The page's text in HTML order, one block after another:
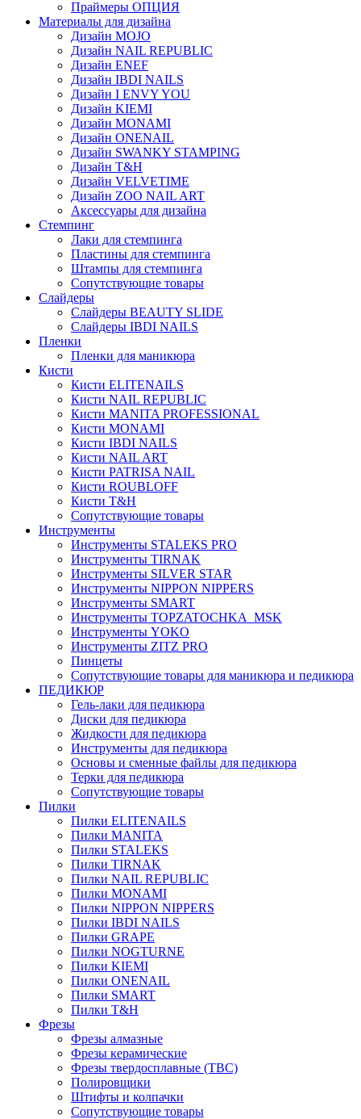
Праймеры ОПЦИЯ
Материалы для дизайна
Дизайн MOJO
Дизайн NAIL REPUBLIC
Дизайн ENEF
Дизайн IBDI NAILS
Дизайн I ENVY YOU
Дизайн KIEMI
Дизайн MONAMI
Дизайн ONENAIL
Дизайн SWANKY STAMPING
Дизайн T&H
Дизайн VELVETIME
Дизайн ZOO NAIL ART
Аксессуары для дизайна
Стемпинг
Лаки для стемпинга
Пластины для стемпинга
Штампы для стемпинга
Сопутствующие товары
Слайдеры
Слайдеры BEAUTY SLIDE
Слайдеры IBDI NAILS
Пленки
Пленки для маникюра
Кисти
Кисти ELITENAILS
Кисти NAIL REPUBLIC
Кисти MANITA PROFESSIONAL
Кисти MONAMI
Кисти IBDI NAILS
Кисти NAIL ART
Кисти PATRISA NAIL
Кисти ROUBLOFF
Кисти T&H
Сопутствующие товары
Инструменты
Инструменты STALEKS PRO
Инструменты TIRNAK
Инструменты SILVER STAR
Инструменты NIPPON NIPPERS
Инструменты SMART
Инструменты TOPZATOCHKA_MSK
Инструменты YOKO
Инструменты ZITZ PRO
Пинцеты
Сопутствующие товары для маникюра и педикюра
ПЕДИКЮР
Гель-лаки для педикюра
Диски для педикюра
Жидкости для педикюра
Инструменты для педикюра
Основы и сменные файлы для педикюра
Терки для педикюра
Сопутствующие товары
Пилки
Пилки ELITENAILS
Пилки MANITA
Пилки STALEKS
Пилки TIRNAK
Пилки NAIL REPUBLIC
Пилки MONAMI
Пилки NIPPON NIPPERS
Пилки IBDI NAILS
Пилки GRAPE
Пилки NOGTURNE
Пилки KIEMI
Пилки ONENAIL
Пилки SMART
Пилки T&H
Фрезы
Фрезы алмазные
Фрезы керамические
Фрезы твердосплавные (ТВС)
Полировщики
Штифты и колпачки
Сопутствующие товары